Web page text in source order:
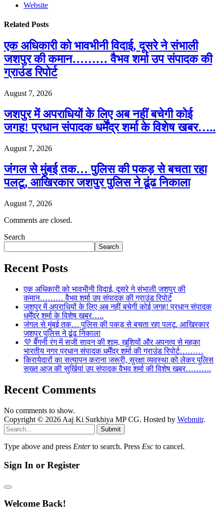
Website
Related Posts
एक अधिकारी को भावभीनी विदाई, दूसरे ने संभाली
जशपुर की कमान……… वैभव शर्मा उप संपादक की
ग्राउंड रिपोर्ट
August 7, 2026
जशपुर में अपराधियों के लिए अब नहीं बचेगी कोई
जगह! प्रधान संपादक धर्मेंद्र शर्मा के विशेष खबर…..
August 7, 2026
जंगल से मुंबई तक… पुलिस की पकड़ से बचता रहा
पलटू, आखिरकार जशपुर पुलिस ने ढूंढ निकाला
August 7, 2026
Comments are closed.
Search
Search
Recent Posts
एक अधिकारी को भावभीनी विदाई, दूसरे ने संभाली जशपुर की
कमान……… वैभव शर्मा उप संपादक की ग्राउंड रिपोर्ट
जशपुर में अपराधियों के लिए अब नहीं बचेगी कोई जगह! प्रधान संपादक
धर्मेंद्र शर्मा के विशेष खबर…..
जंगल से मुंबई तक… पुलिस की पकड़ से बचता रहा पलटू, आखिरकार
जशपुर पुलिस ने ढूंढ निकाला
💜 बैंगनी रंग में सजी सावन की शाम, खुशियों और अपनत्व से महका
भारतीय नगर प्रधान संपादक धर्मेंद्र शर्मा की ग्राउंड रिपोर्ट………
किरायेदारों का सत्यापन कराना जरूरी, सुरक्षा व्यवस्था को लेकर पुलिस
सख्त आज की सुर्खियां उप संपादक वैभव शर्मा की विशेष खबर……….
Recent Comments
No comments to show.
Copyright © 2026 Aaj Ki Surkhiya MP CG. Hosted by Webmitr.
Submit
Type above and press Enterto search. Press Esc to cancel.
Sign In or Register
Welcome Back!